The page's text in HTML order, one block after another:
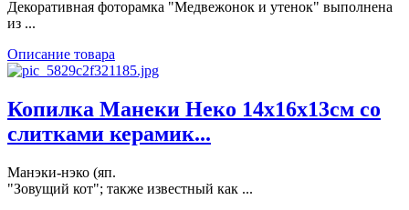
Декоративная фоторамка "Медвежонок и утенок" выполнена
из ...
Описание товара
Копилка Манеки Неко 14х16х13см со
слитками керамик...
Манэки-нэко (яп.
"Зовущий кот"; также известный как ...